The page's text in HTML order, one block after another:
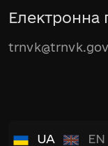
Електронна
UA EN